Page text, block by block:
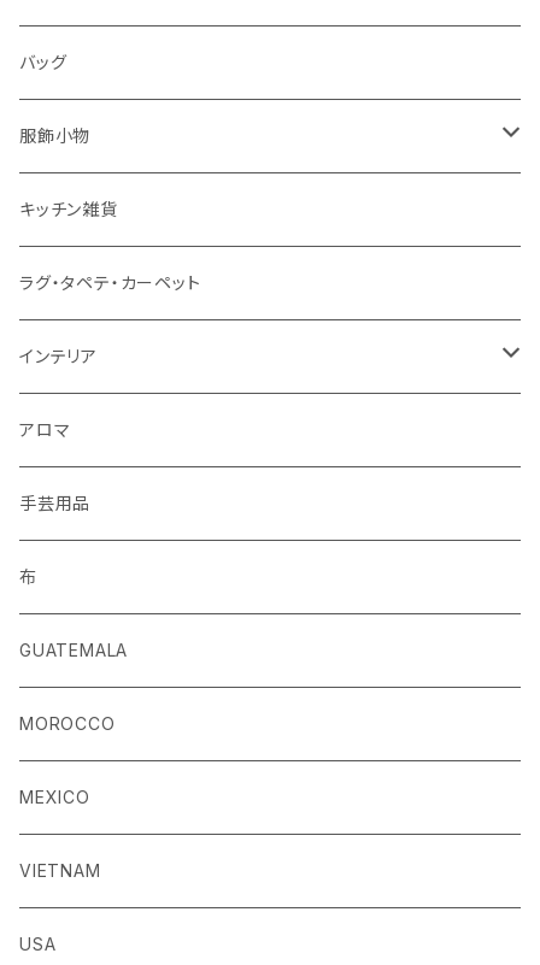
パソコンケース
バッグ
服飾小物
ストール
ベルト
キーホルダー
手袋
キッチン雑貨
ラグ・タペテ・カーペット
インテリア
クッションカバー
アロマ
手芸用品
布
GUATEMALA
MOROCCO
MEXICO
VIETNAM
USA